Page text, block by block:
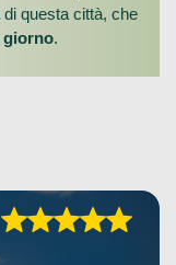
di questa città, che
giorno.